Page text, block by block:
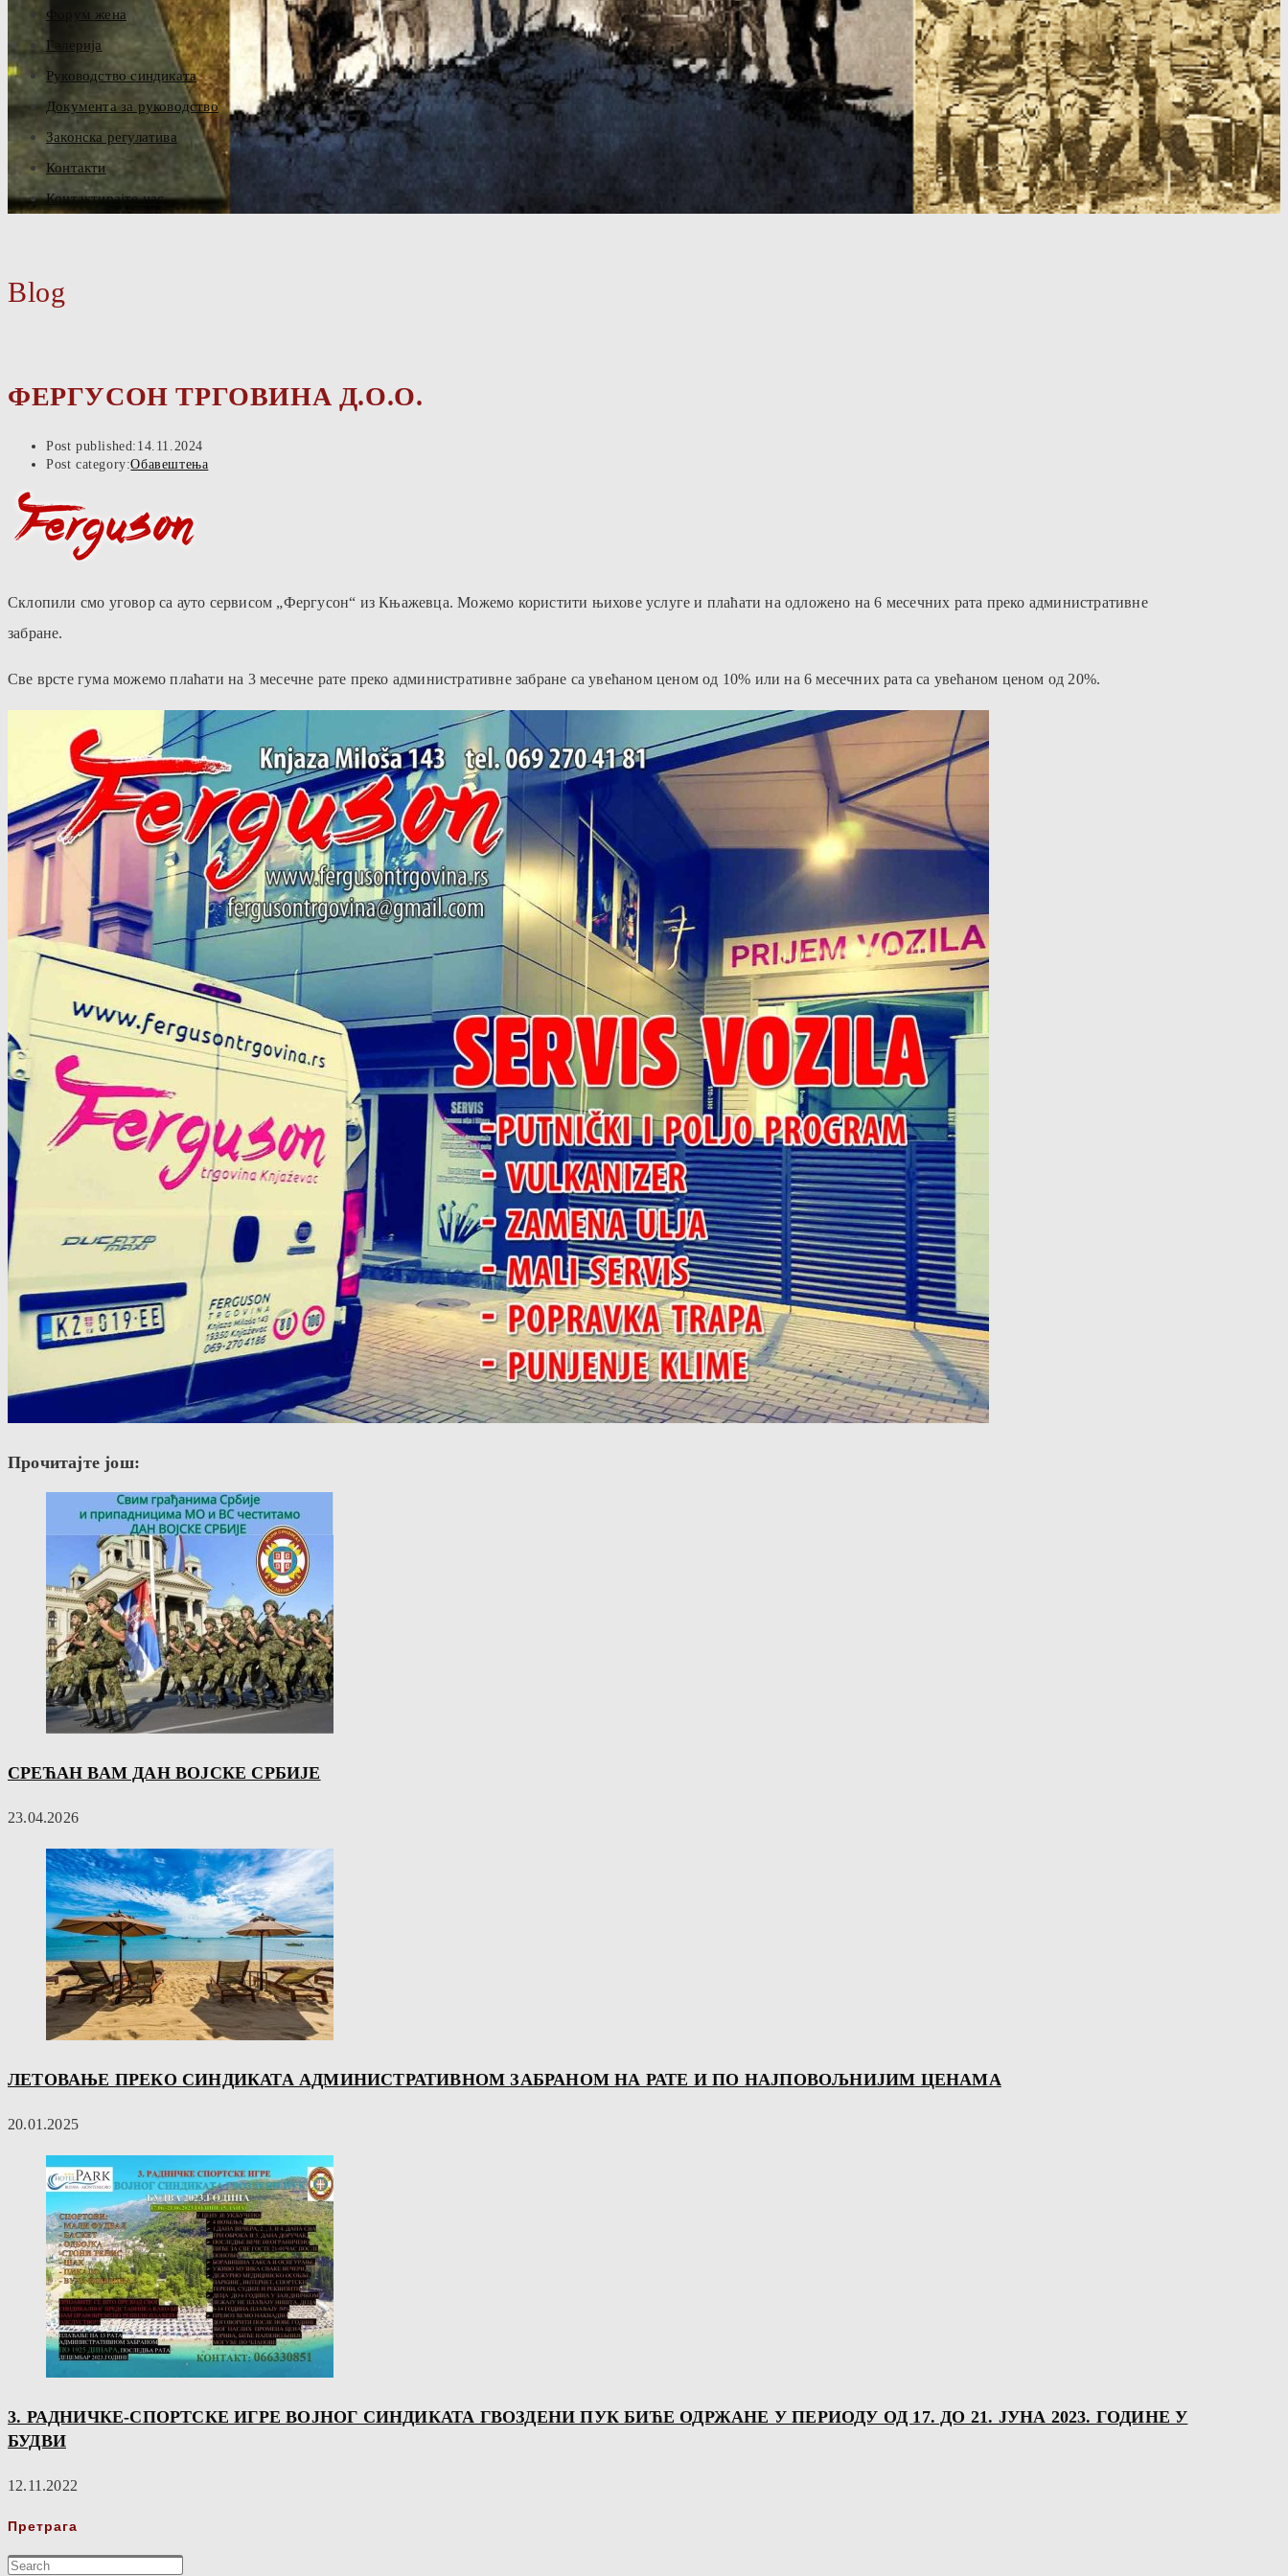
Форум жена
Галерија
Руководство синдиката
Документа за руководство
Законска регулатива
Контакти
Контактирајте нас
Blog
ФЕРГУСОН ТРГОВИНА Д.О.О.
Post published: 14.11.2024
Post category:Обавештења
Склопили смо уговор са ауто сервисом „Фергусон“ из Књажевца. Можемо користити њихове услуге и плаћати на одложено на 6 месечних рата преко административне
забране.
Све врсте гума можемо плаћати на 3 месечне рате преко административне забране са увећаном ценом од 10% или на 6 месечних рата са увећаном ценом од 20%.
Прочитајте још:
СРЕЋАН ВАМ ДАН ВОЈСКЕ СРБИЈЕ
23.04.2026
ЛЕТОВАЊЕ ПРЕКО СИНДИКАТА АДМИНИСТРАТИВНОМ ЗАБРАНОМ НА РАТЕ И ПО НАЈПОВОЉНИЈИМ ЦЕНАМА
20.01.2025
3. РАДНИЧКЕ-СПОРТСКЕ ИГРЕ ВОЈНОГ СИНДИКАТА ГВОЗДЕНИ ПУК БИЋЕ ОДРЖАНЕ У ПЕРИОДУ ОД 17. ДО 21. ЈУНА 2023. ГОДИНЕ У
БУДВИ
12.11.2022
Претрага